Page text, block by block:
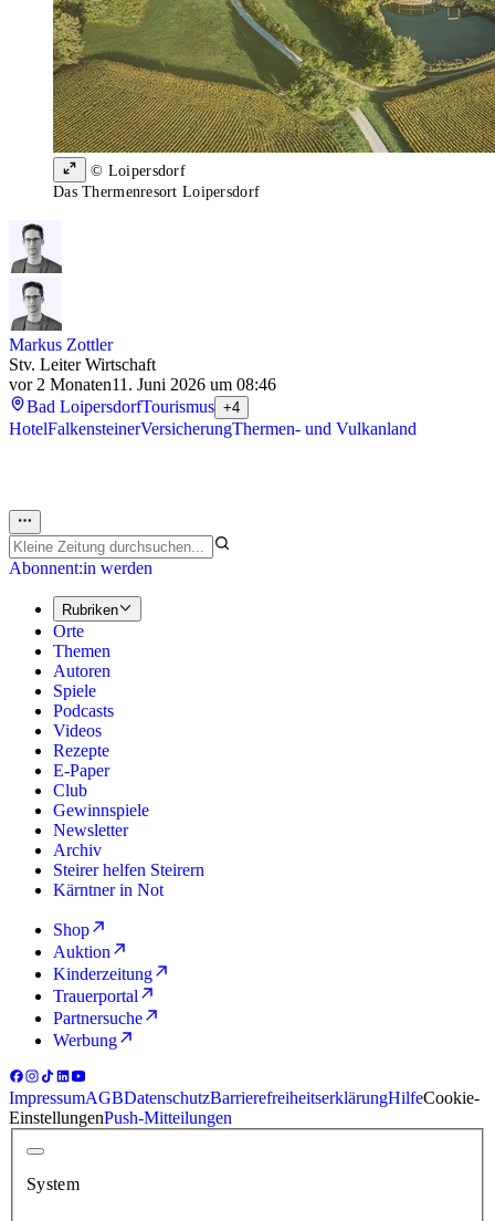
© Loipersdorf
Das Thermenresort Loipersdorf
Markus Zottler
Stv. Leiter Wirtschaft
vor 2 Monaten11. Juni 2026 um 08:46
Bad LoipersdorfTourismus +4
HotelFalkensteinerVersicherungThermen- und Vulkanland
Abonnent:in werden
Rubriken
Orte
Themen
Autoren
Spiele
Podcasts
Videos
Rezepte
E-Paper
Club
Gewinnspiele
Newsletter
Archiv
Steirer helfen Steirern
Kärntner in Not
Shop
Auktion
Kinderzeitung
Trauerportal
Partnersuche
Werbung
ImpressumAGBDatenschutzBarrierefreiheitserklärungHilfeCookie-
EinstellungenPush-Mitteilungen
System